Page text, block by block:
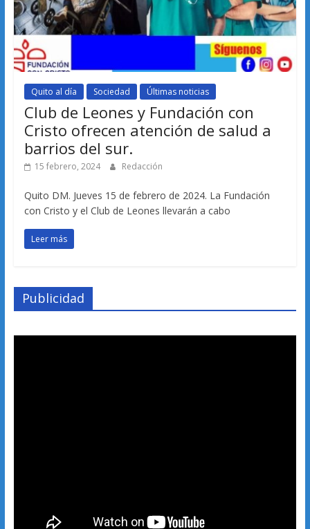
Quito al día Sociedad Últimas noticias
Club de Leones y Fundación con
Cristo ofrecen atención de salud a
barrios del sur.
15 febrero, 2024 Redacción
Quito DM. Jueves 15 de febrero de 2024. La Fundación
con Cristo y el Club de Leones llevarán a cabo
Leer más
Publicidad